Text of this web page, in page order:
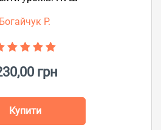
Богайчук Р.
грн
Купити